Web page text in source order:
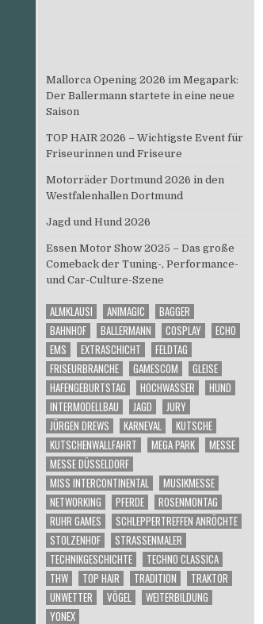
Mallorca Opening 2026 im Megapark:
Der Ballermann startete in eine neue
Saison
TOP HAIR 2026 – Wichtigste Event für
Friseurinnen und Friseure
Motorräder Dortmund 2026 in den
Westfalenhallen Dortmund
Jagd und Hund 2026
Essen Motor Show 2025 – Das große
Comeback der Tuning-, Performance-
und Car-Culture-Szene
ALMKLAUSI ANIMAGIC
BAGGER
BAHNHOF
BALLERMANN COSPLAY
ECHO
EMS
EXTRASCHICHT
FELDTAG
FRISEURBRANCHE
GAMESCOM
GLEISE
HAFENGEBURTSTAG
HOCHWASSER
HUND
INTERMODELLBAU
JAGD
JURY
JÜRGEN DREWS
KARNEVAL
KUTSCHE
KUTSCHENWALLFAHRT
MEGA PARK
MESSE
MESSE DÜSSELDORF
MISS INTERCONTINENTAL
MUSIKMESSE
NETWORKING
PFERDE
ROSENMONTAG
RUHR GAMES
SCHLEPPERTREFFEN ANRÖCHTE
STOLZENHOF
STRASSENMALER
TECHNIKGESCHICHTE
TECHNO CLASSICA
THW
TOP HAIR TRADITION
TRAKTOR
UNWETTER
VÖGEL
WEITERBILDUNG
YONEX